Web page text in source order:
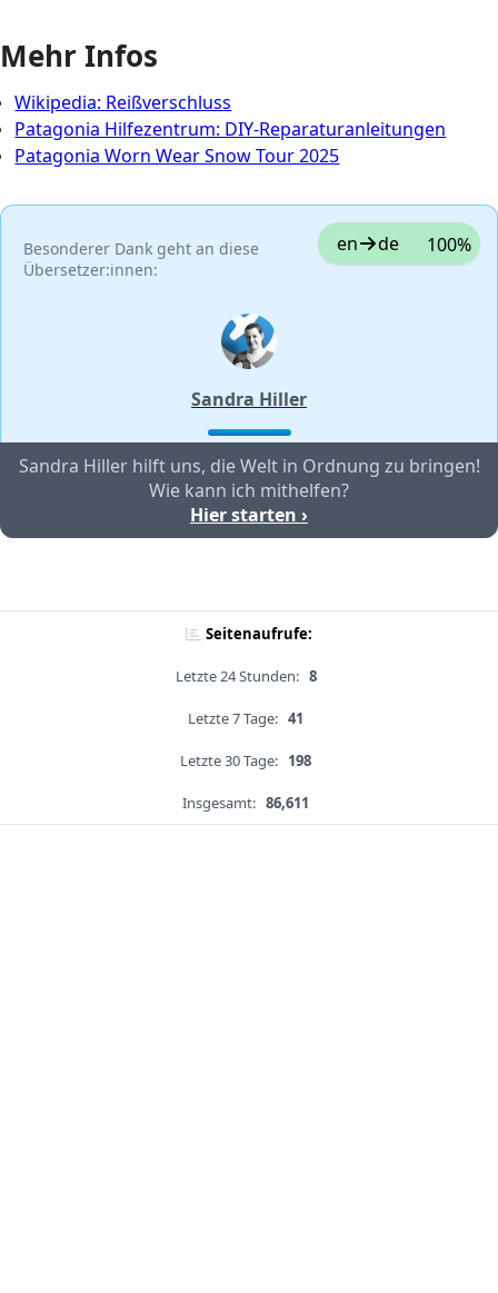
Mehr Infos
Wikipedia: Reißverschluss
Patagonia Hilfezentrum: DIY-Reparaturanleitungen
Patagonia Worn Wear Snow Tour 2025
Besonderer Dank geht an diese
Übersetzer:innen:
en de 100%
Sandra Hiller
Sandra Hiller hilft uns, die Welt in Ordnung zu bringen!
Wie kann ich mithelfen?
Hier starten ›
Seitenaufrufe:
Letzte 24 Stunden: 8
Letzte 7 Tage: 41
Letzte 30 Tage: 198
Insgesamt: 86,611